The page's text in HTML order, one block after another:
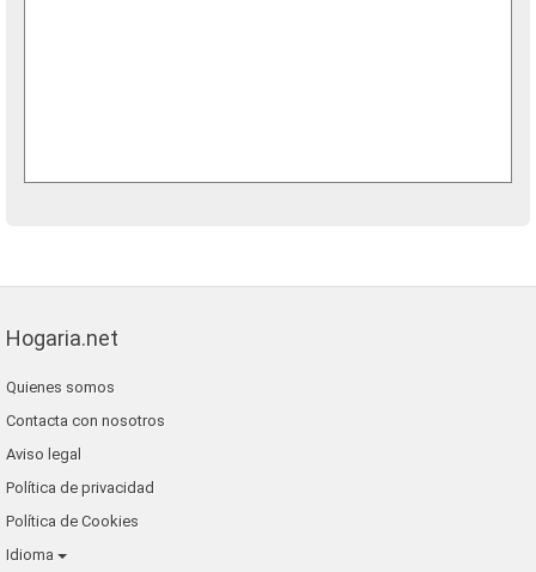
Hogaria.net
Quienes somos
Contacta con nosotros
Aviso legal
Política de privacidad
Política de Cookies
Idioma